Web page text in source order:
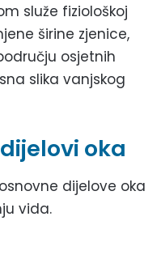
služe fiziološkoj
širine zjenice,
osjetnih
slika vanjskog
oka
dijelove oka
vida.